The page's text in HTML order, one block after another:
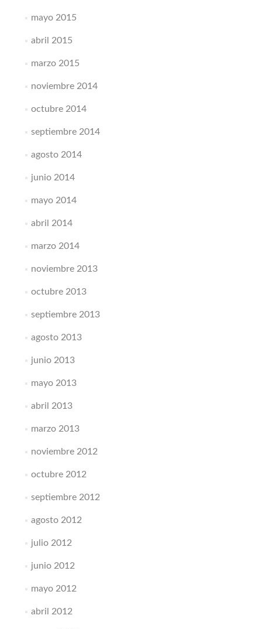
mayo 2015
abril 2015
marzo 2015
noviembre 2014
octubre 2014
septiembre 2014
agosto 2014
junio 2014
mayo 2014
abril 2014
marzo 2014
noviembre 2013
octubre 2013
septiembre 2013
agosto 2013
junio 2013
mayo 2013
abril 2013
marzo 2013
noviembre 2012
octubre 2012
septiembre 2012
agosto 2012
julio 2012
junio 2012
mayo 2012
abril 2012